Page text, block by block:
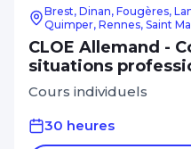
Brest, Dinan, Fougères,
Quimper, Rennes, Saint
CLOE Allemand -
situations
Cours individuels
30 heures